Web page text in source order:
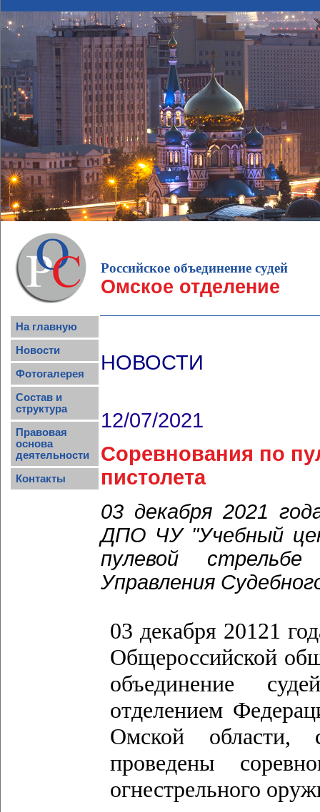
Российское объединение судей
Омское отделение
На главную
Новости
Фотогалерея
Состав и
структура
Правовая
основа
деятельности
Контакты
НОВОСТИ
12/07/2021
Соревнования по
пистолета
03 декабря 2021
ДПО ЧУ "Учебный
пулевой
Управления
03 декабря 20121
Общероссийской
объединение
отделением
Омской области,
проведены
огнестрельного